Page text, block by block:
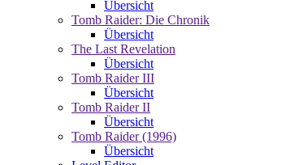
Übersicht
Tomb Raider: Die Chronik
Übersicht
The Last Revelation
Übersicht
Tomb Raider III
Übersicht
Tomb Raider II
Übersicht
Tomb Raider (1996)
Übersicht